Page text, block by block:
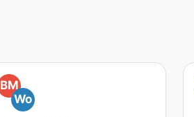
BM
Wo